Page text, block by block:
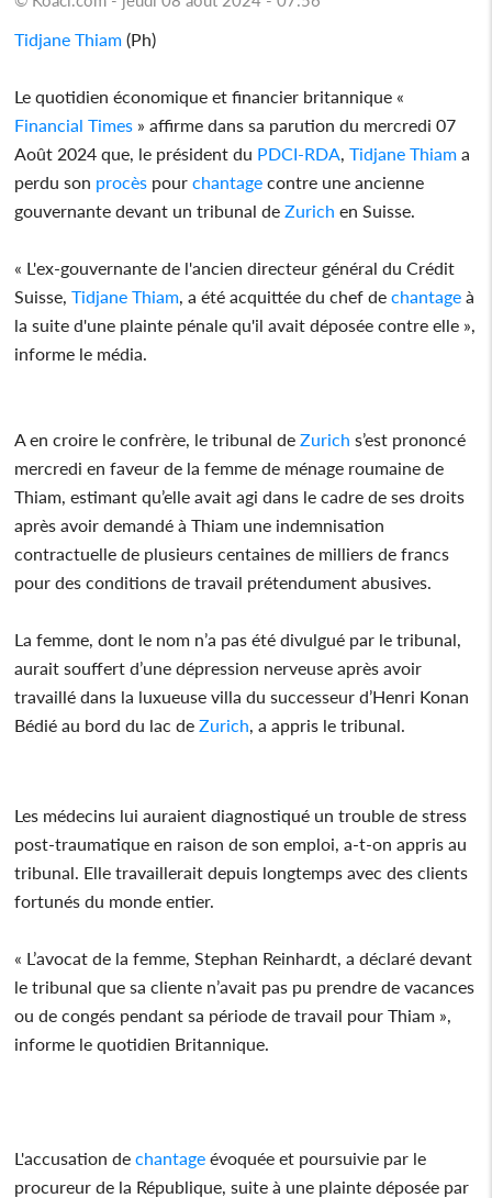
Tidjane Thiam (Ph)
Le quotidien économique et financier britannique «
Financial Times » affirme dans sa parution du mercredi 07
Août 2024 que, le président du PDCI-RDA ,Tidjane Thiam a
perdu son procès pourchantage contre une ancienne
gouvernante devant un tribunal deZurich en Suisse.
« L'ex-gouvernante de l'ancien directeur général du Crédit
Suisse,Tidjane Thiam , a été acquittée du chef dechantage à
la suite d'une plainte pénale qu'il avait déposée contre elle »,
informe le média.
A en croire le confrère, le tribunal deZurich s’est prononcé
mercredi en faveur de la femme de ménage roumaine de
Thiam, estimant qu’elle avait agi dans le cadre de ses droits
après avoir demandé à Thiam une indemnisation
contractuelle de plusieurs centaines de milliers de francs
pour des conditions de travail prétendument abusives.
La femme, dont le nom n’a pas été divulgué par le tribunal,
aurait souffert d’une dépression nerveuse après avoir
travaillé dans la luxueuse villa du successeur d’Henri Konan
Bédié au bord du lac deZurich , a appris le tribunal.
Les médecins lui auraient diagnostiqué un trouble de stress
post-traumatique en raison de son emploi, a-t-on appris au
tribunal. Elle travaillerait depuis longtemps avec des clients
fortunés du monde entier.
« L’avocat de la femme, Stephan Reinhardt, a déclaré devant
le tribunal que sa cliente n’avait pas pu prendre de vacances
ou de congés pendant sa période de travail pour Thiam »,
informe le quotidien Britannique.
L'accusation dechantage évoquée et poursuivie par le
procureur de la République, suite à une plainte déposée par